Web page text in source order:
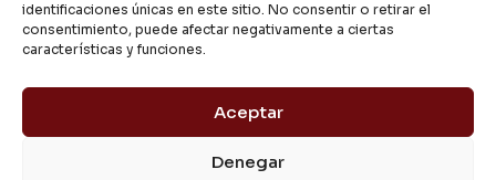
identificaciones únicas en este sitio. No consentir o retirar el
consentimiento, puede afectar negativamente a ciertas
características y funciones.
Aceptar
Denegar